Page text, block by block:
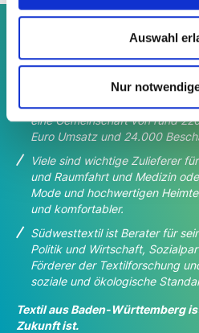
Auswahl
Nur
Die Textil- und
Textilien Weltmarktführer.
Südwesttextil vertritt die
Württemberg. Der Wirtschafts-
eine Gemeinschaft von rund
Euro Umsatz und 24.000
Viele sind wichtige Zulieferer
und Raumfahrt und Medizin
Mode und hochwertigen
und komfortabler.
Südwesttextil ist Berater für
Politik und Wirtschaft,
Förderer der Textilforschung
soziale und ökologische
Textil aus Baden-Württemberg
Zukunft ist.